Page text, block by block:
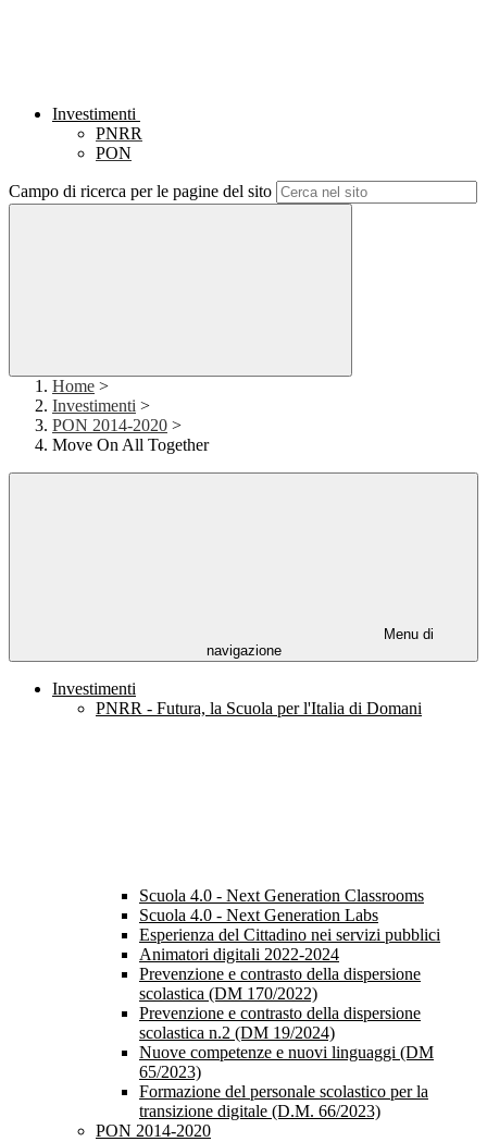
Investimenti
PNRR
PON
Campo di ricerca per le pagine del sito
Home >
Investimenti >
PON 2014-2020 >
Move On All Together
Menu di
navigazione
Investimenti
PNRR - Futura, la Scuola per l'Italia di Domani
Scuola 4.0 - Next Generation Classrooms
Scuola 4.0 - Next Generation Labs
Esperienza del Cittadino nei servizi pubblici
Animatori digitali 2022-2024
Prevenzione e contrasto della dispersione
scolastica (DM 170/2022)
Prevenzione e contrasto della dispersione
scolastica n.2 (DM 19/2024)
Nuove competenze e nuovi linguaggi (DM
65/2023)
Formazione del personale scolastico per la
transizione digitale (D.M. 66/2023)
PON 2014-2020